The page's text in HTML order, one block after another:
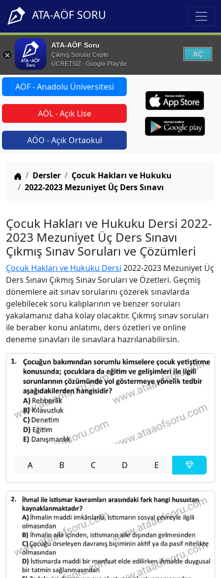
ATA-AÖF SORU
ATA-AÖF Soru
Çıkmış Sorular Cepte
ÜCRETSİZ - Google Play'de
AÇ
AÖF - Anadolu Üniversitesi
AÖL - Açık Lise
AÖO - Açık Ortaokul
Anasayfa
Dersler
Çocuk Hakları ve Hukuku
2022-2023 Mezuniyet Üç Ders Sınavı
Çocuk Hakları ve Hukuku Dersi 2022-
2023 Mezuniyet Üç Ders Sınavı
Çıkmış Sınav Soruları ve Çözümleri
Çocuk Hakları ve Hukuku Dersi 2022-2023 Mezuniyet Üç
Ders Sınavı Çıkmış Sınav Soruları ve Özetleri. Geçmiş
dönemlere ait sınav sorularını çözerek sınavlarda
gelebilecek soru kalıplarının ve benzer soruları
yakalamanız daha kolay olacaktır. Çıkmış sınav soruları
ile beraber konu anlatımı, ders özetleri ve online
deneme sınavları ile sınavlara hazrılanabilirsin.
A B C D E